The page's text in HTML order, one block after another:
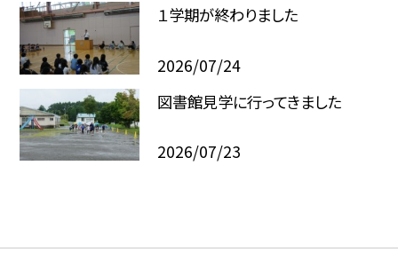
１学期が終わりました
2026/07/24
図書館見学に行ってきました
2026/07/23